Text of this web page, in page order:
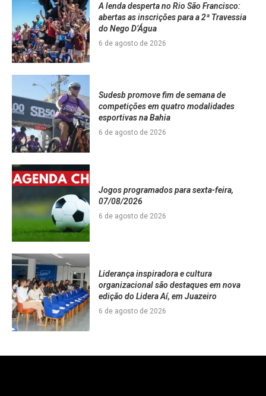
A lenda desperta no Rio São Francisco:
abertas as inscrições para a 2ª Travessia
do Nego D’Água
6 de agosto de 2026
Sudesb promove fim de semana de
competições em quatro modalidades
esportivas na Bahia
6 de agosto de 2026
Jogos programados para sexta-feira,
07/08/2026
6 de agosto de 2026
Liderança inspiradora e cultura
organizacional são destaques em nova
edição do Lidera Aí, em Juazeiro
6 de agosto de 2026